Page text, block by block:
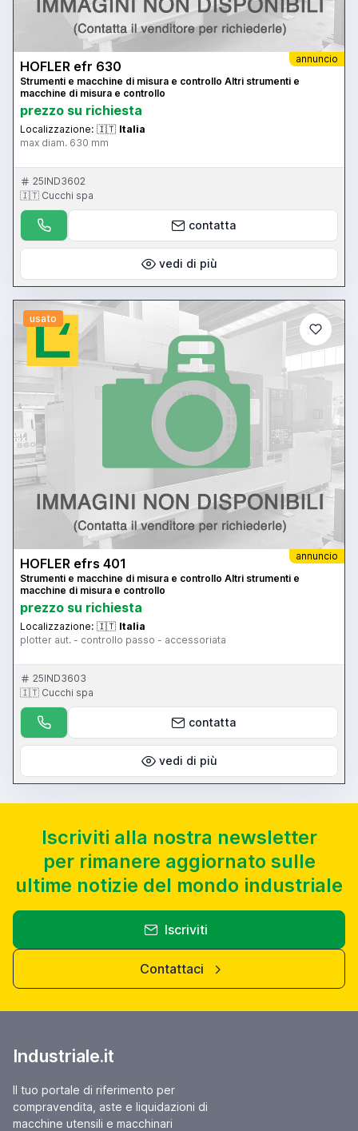
annuncio
HOFLER efr 630
Strumenti e macchine di misura e controllo Altri strumenti e
macchine di misura e controllo
prezzo su richiesta
Localizzazione: 🇮🇹 Italia
max diam. 630 mm
25IND3602
🇮🇹 Cucchi spa
contatta
vedi di più
usato
annuncio
HOFLER efrs 401
Strumenti e macchine di misura e controllo Altri strumenti e
macchine di misura e controllo
prezzo su richiesta
Localizzazione: 🇮🇹 Italia
plotter aut. - controllo passo - accessoriata
25IND3603
🇮🇹 Cucchi spa
contatta
vedi di più
Iscriviti alla nostra newsletter
per rimanere aggiornato sulle
ultime notizie del mondo industriale
Iscriviti
Contattaci
Industriale.it
Il tuo portale di riferimento per
compravendita, aste e liquidazioni di
macchine utensili e macchinari